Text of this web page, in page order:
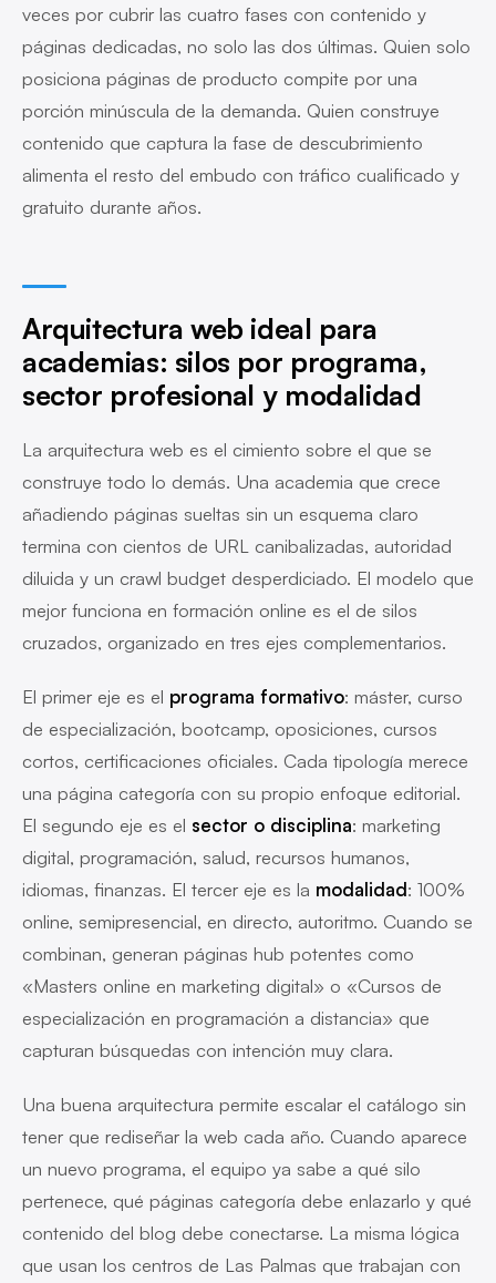
veces por cubrir las cuatro fases con contenido y
páginas dedicadas, no solo las dos últimas. Quien solo
posiciona páginas de producto compite por una
porción minúscula de la demanda. Quien construye
contenido que captura la fase de descubrimiento
alimenta el resto del embudo con tráfico cualificado y
gratuito durante años.
Arquitectura web ideal para
academias: silos por programa,
sector profesional y modalidad
La arquitectura web es el cimiento sobre el que se
construye todo lo demás. Una academia que crece
añadiendo páginas sueltas sin un esquema claro
termina con cientos de URL canibalizadas, autoridad
diluida y un crawl budget desperdiciado. El modelo que
mejor funciona en formación online es el de silos
cruzados, organizado en tres ejes complementarios.
El primer eje es el programa formativo: máster, curso
de especialización, bootcamp, oposiciones, cursos
cortos, certificaciones oficiales. Cada tipología merece
una página categoría con su propio enfoque editorial.
El segundo eje es el sector o disciplina: marketing
digital, programación, salud, recursos humanos,
idiomas, finanzas. El tercer eje es la modalidad: 100%
online, semipresencial, en directo, autoritmo. Cuando se
combinan, generan páginas hub potentes como
«Masters online en marketing digital» o «Cursos de
especialización en programación a distancia» que
capturan búsquedas con intención muy clara.
Una buena arquitectura permite escalar el catálogo sin
tener que rediseñar la web cada año. Cuando aparece
un nuevo programa, el equipo ya sabe a qué silo
pertenece, qué páginas categoría debe enlazarlo y qué
contenido del blog debe conectarse. La misma lógica
que usan los centros de Las Palmas que trabajan con